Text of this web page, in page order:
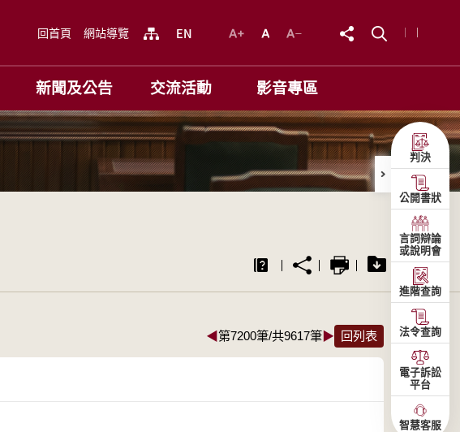
回首頁 網站導覽
新聞及公告 交流活動 影音專區
◀第7200筆/共9617筆▶ 回列表
判決
公開書狀
言詞辯論
或說明會
進階查詢
法令查詢
電子訴訟
平台
智慧客服